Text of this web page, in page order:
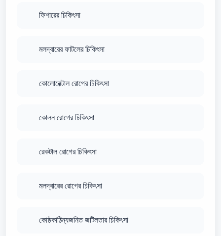
ফিশারের চিকিৎসা
মলদ্বারের ফাটলের চিকিৎসা
কোলোরেক্টাল রোগের চিকিৎসা
কোলন রোগের চিকিৎসা
রেকটাল রোগের চিকিৎসা
মলদ্বারের রোগের চিকিৎসা
কোষ্ঠকাঠিন্যজনিত জটিলতার চিকিৎসা